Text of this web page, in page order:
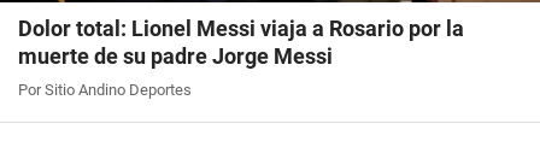
Dolor total: Lionel Messi viaja a Rosario por la
muerte de su padre Jorge Messi
Por Sitio Andino Deportes